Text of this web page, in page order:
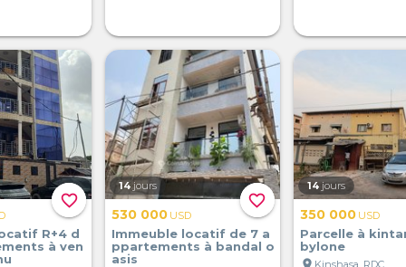
favorite_border
R+4 d
à ven
favorite_border
14 jours
530 000 USD
Immeuble locatif de 7 a
ppartements à bandal o
asis
14 jours
350 000 USD
Parcelle à
bylone
Kinshasa, RDC